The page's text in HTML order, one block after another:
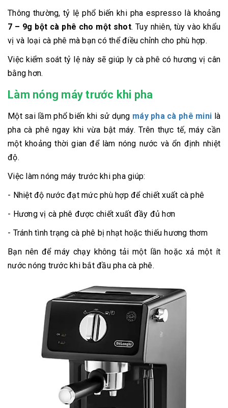
Thông thường, tỷ lệ phổ biến khi pha espresso là khoảng
7 – 9g bột cà phê cho một shot. Tuy nhiên, tùy vào khẩu
vị và loại cà phê mà bạn có thể điều chỉnh cho phù hợp.
Việc kiểm soát tỷ lệ này sẽ giúp ly cà phê có hương vị cân
bằng hơn.
Làm nóng máy trước khi pha
Một sai lầm phổ biến khi sử dụng máy pha cà phê mini là
pha cà phê ngay khi vừa bật máy. Trên thực tế, máy cần
một khoảng thời gian để làm nóng nước và ổn định nhiệt
độ.
Việc làm nóng máy trước khi pha giúp:
- Nhiệt độ nước đạt mức phù hợp để chiết xuất cà phê
- Hương vị cà phê được chiết xuất đầy đủ hơn
- Tránh tình trạng cà phê bị nhạt hoặc thiếu hương thơm
Bạn nên để máy chạy không tải một lần hoặc xả một ít
nước nóng trước khi bắt đầu pha cà phê.